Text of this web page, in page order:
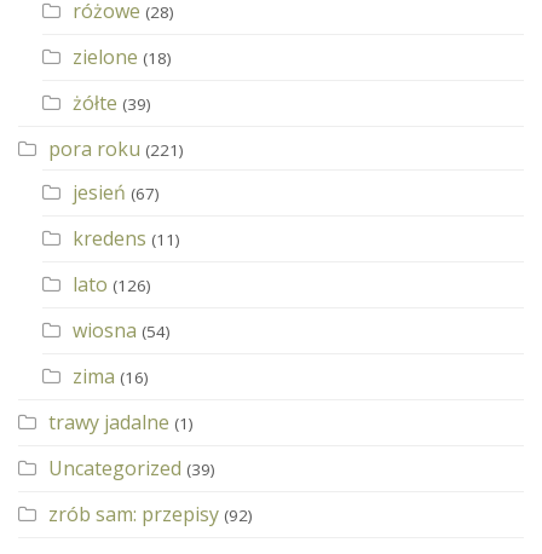
różowe (28)
zielone (18)
żółte (39)
pora roku (221)
jesień (67)
kredens (11)
lato (126)
wiosna (54)
zima (16)
trawy jadalne (1)
Uncategorized (39)
zrób sam: przepisy (92)